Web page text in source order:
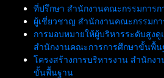
ที่ปรึกษา สำนักงานคณะกรรมการ
ผู้เชี่ยวชาญ สำนักงานคณะกรรมก
การมอบหมายให้ผู้บริหารระดับสูง
สำนักงานคณะการการศึกษาขั้นพื้น
โครงสร้างการบริหารงาน สำนักง
ขั้นพื้นฐาน